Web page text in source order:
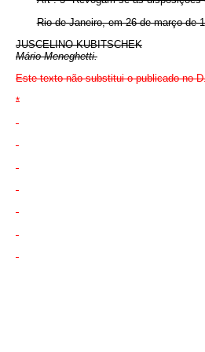
Rio de Janeiro, em 26 de março de
JUSCELINO KUBITSCHEK
Mário Meneghetti.
Este texto não substitui o publicado no
*